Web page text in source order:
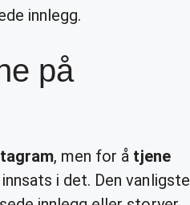
innlegg.
på
, men for å tjene
i det. Den vanligste